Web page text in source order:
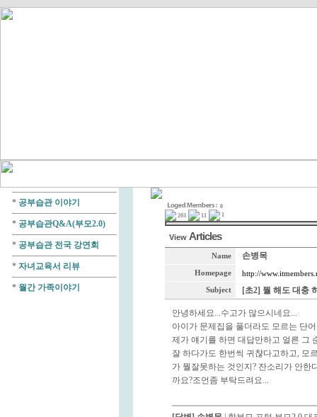
* 공부습관 이야기
* 공부습관Q&A(부모2.0)
* 공부습관 전국 강연회
* 자녀교육서 리뷰
* 월간 가족이야기
0
203
11 1
View Articles
Name 손병목
Homepage http://
Subject [초2] 뭘 해도 대충
안녕하세요...수고가 많으시네요...
아이가 문제집을 풀더라도 모르는 단
제가 얘기를 하면 대답만하고 얼른 그
잘 하다가도 한번씩 귀챦다고하고, 모
가 뭘잘못하는 것인지? 잔소리가 안한
까요?조언좀 부탁드려요...